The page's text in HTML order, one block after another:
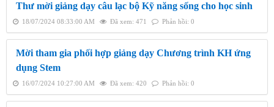
Thư mời giảng dạy câu lạc bộ Kỹ năng sống cho học sinh
18/07/2024 08:33:00 AM Đã xem: 471 Phản hồi: 0
Mời tham gia phối hợp giảng dạy Chương trình KH ứng
dụng Stem
16/07/2024 10:27:00 AM Đã xem: 420 Phản hồi: 0